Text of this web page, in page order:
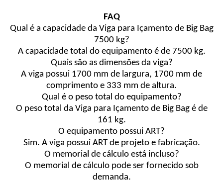
FAQ
Qual é a capacidade da Viga para Içamento de Big Bag
7500 kg?
A capacidade total do equipamento é de 7500 kg.
Quais são as dimensões da viga?
A viga possui 1700 mm de largura, 1700 mm de
comprimento e 333 mm de altura.
Qual é o peso total do equipamento?
O peso total da Viga para Içamento de Big Bag é de
161 kg.
O equipamento possui ART?
Sim. A viga possui ART de projeto e fabricação.
O memorial de cálculo está incluso?
O memorial de cálculo pode ser fornecido sob
demanda.